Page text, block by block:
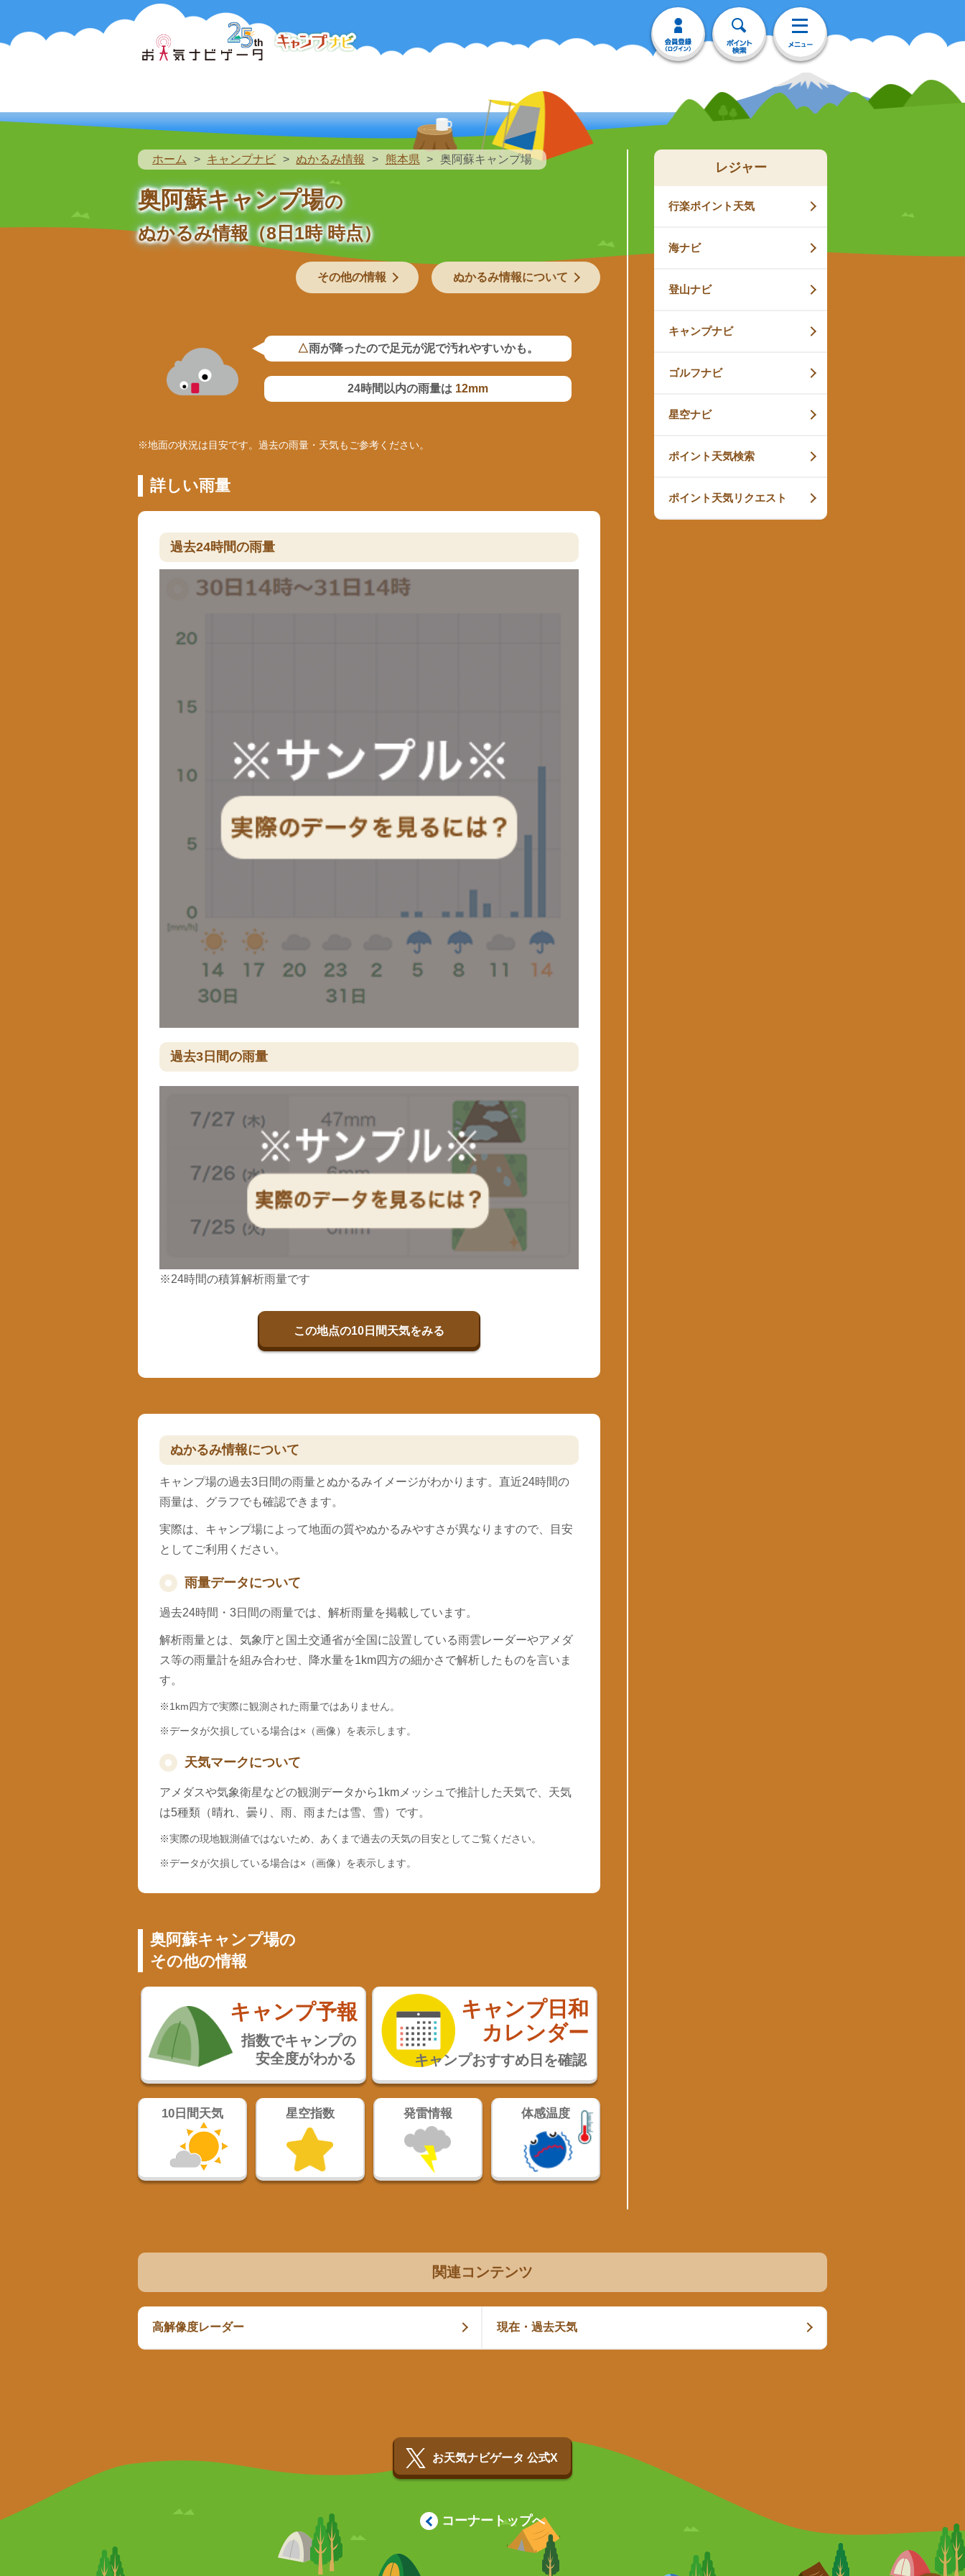
ホーム キャンプナビ ぬかるみ情報 熊本県 奥阿蘇キャンプ場
奥阿蘇キャンプ場の
ぬかるみ情報（8日1時 時点）
その他の情報 ぬかるみ情報について
△雨が降ったので足元が泥で汚れやすいかも。
24時間以内の雨量は 12mm
※地面の状況は目安です。過去の雨量・天気もご参考ください。
詳しい雨量
過去24時間の雨量
過去3日間の雨量
※24時間の積算解析雨量です
この地点の10日間天気をみる
ぬかるみ情報について
キャンプ場の過去3日間の雨量とぬかるみイメージがわかります。直近24時間の
雨量は、グラフでも確認できます。
実際は、キャンプ場によって地面の質やぬかるみやすさが異なりますので、目安
としてご利用ください。
雨量データについて
過去24時間・3日間の雨量では、解析雨量を掲載しています。
解析雨量とは、気象庁と国土交通省が全国に設置している雨雲レーダーやアメダ
ス等の雨量計を組み合わせ、降水量を1km四方の細かさで解析したものを言いま
す。
※1km四方で実際に観測された雨量ではありません。
※データが欠損している場合は×（画像）を表示します。
天気マークについて
アメダスや気象衛星などの観測データから1kmメッシュで推計した天気で、天気
は5種類（晴れ、曇り、雨、雨または雪、雪）です。
※実際の現地観測値ではないため、あくまで過去の天気の目安としてご覧ください。
※データが欠損している場合は×（画像）を表示します。
奥阿蘇キャンプ場の
その他の情報
キャンプ予報
指数でキャンプの
安全度がわかる
キャンプ日和
カレンダー
キャンプおすすめ日を確認
10日間天気 星空指数 発雷情報 体感温度
レジャー
行楽ポイント天気
海ナビ
登山ナビ
キャンプナビ
ゴルフナビ
星空ナビ
ポイント天気検索
ポイント天気リクエスト
関連コンテンツ
高解像度レーダー 現在・過去天気
お天気ナビゲータ 公式X
コーナートップへ